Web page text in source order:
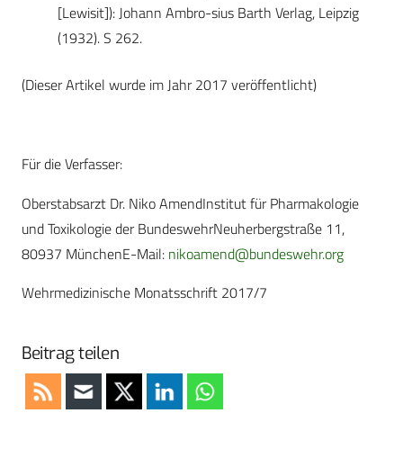
[Lewisit]): Johann Ambro-sius Barth Verlag, Leipzig
(1932). S 262.
(Dieser Artikel wurde im Jahr 2017 veröffentlicht)
Für die Verfasser:
Oberstabsarzt Dr. Niko AmendInstitut für Pharmakologie
und Toxikologie der BundeswehrNeuherbergstraße 11,
80937 MünchenE-Mail: nikoamend@bundeswehr.org
Wehrmedizinische Monatsschrift 2017/7
Beitrag teilen